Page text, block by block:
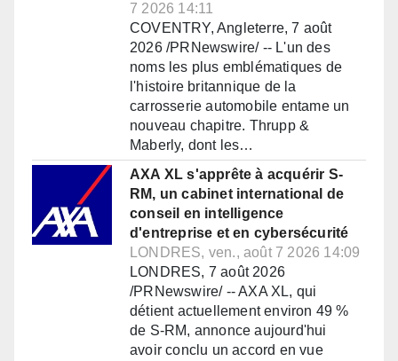
7 2026 14:11
COVENTRY, Angleterre, 7 août
2026 /PRNewswire/ -- L'un des
noms les plus emblématiques de
l'histoire britannique de la
carrosserie automobile entame un
nouveau chapitre. Thrupp &
Maberly, dont les…
AXA XL s'apprête à acquérir S-
RM, un cabinet international de
conseil en intelligence
d'entreprise et en cybersécurité
LONDRES, ven., août 7 2026 14:09
LONDRES, 7 août 2026
/PRNewswire/ -- AXA XL, qui
détient actuellement environ 49 %
de S-RM, annonce aujourd'hui
avoir conclu un accord en vue